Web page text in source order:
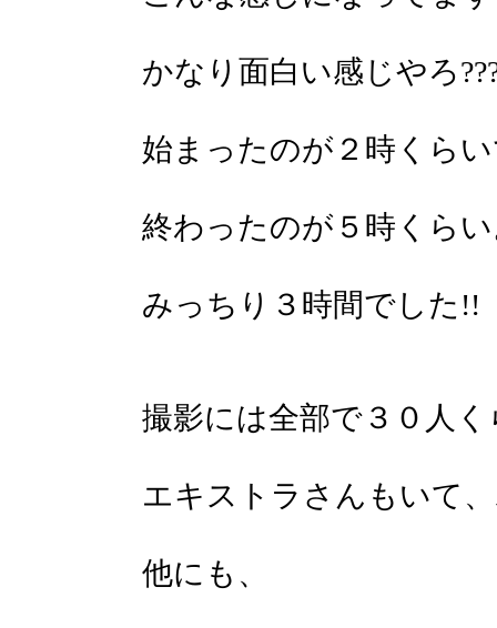
かなり面白い感じやろ
始まったのが２時くら
終わったのが５時くら
みっちり３時間でした!!
撮影には全部で３０人
エキストラさんもいて
他にも、